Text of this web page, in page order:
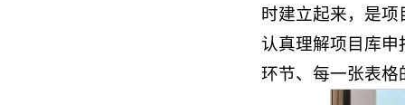
时建立起来，是
认真理解项目库申
环节、每一张表格